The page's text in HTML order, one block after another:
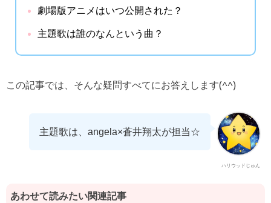
劇場版アニメはいつ公開された？
主題歌は誰のなんという曲？
この記事では、そんな疑問すべてにお答えします(^^)
ハリウッドじゅん
主題歌は、angela×蒼井翔太が担当☆
あわせて読みたい関連記事